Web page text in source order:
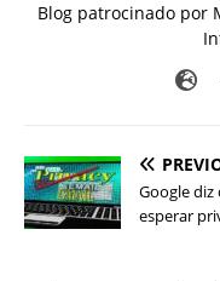
Blog patrocinado por
Google
esperar